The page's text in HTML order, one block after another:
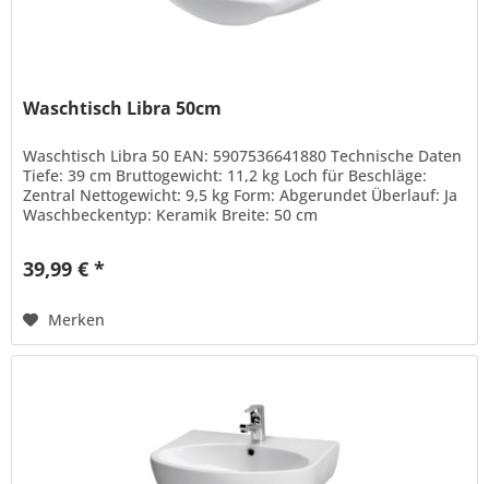
Waschtisch Libra 50cm
Waschtisch Libra 50 EAN: 5907536641880 Technische Daten
Tiefe: 39 cm Bruttogewicht: 11,2 kg Loch für Beschläge:
Zentral Nettogewicht: 9,5 kg Form: Abgerundet Überlauf: Ja
Waschbeckentyp: Keramik Breite: 50 cm
39,99 € *
Merken